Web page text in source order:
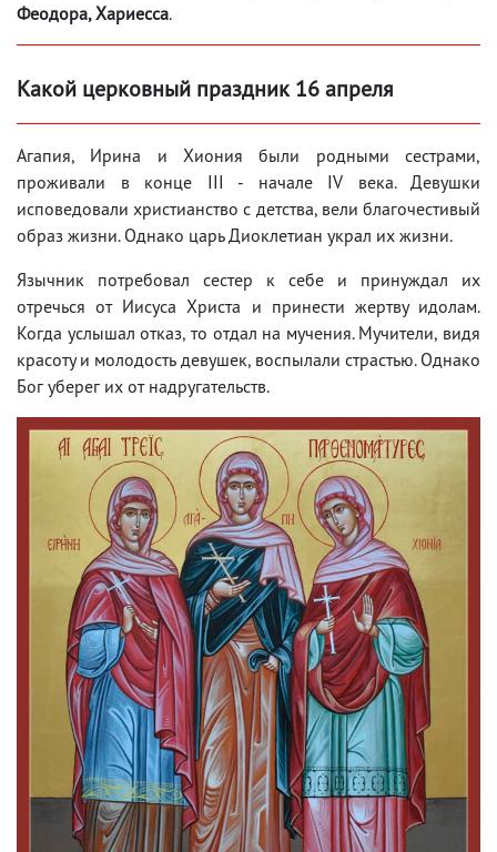
Феодора, Хариесса.
Какой церковный праздник 16 апреля
Агапия, Ирина и Хиония были родными сестрами,
проживали в конце III - начале IV века. Девушки
исповедовали христианство с детства, вели благочестивый
образ жизни. Однако царь Диоклетиан украл их жизни.
Язычник потребовал сестер к себе и принуждал их
отречься от Иисуса Христа и принести жертву идолам.
Когда услышал отказ, то отдал на мучения. Мучители, видя
красоту и молодость девушек, воспылали страстью. Однако
Бог уберег их от надругательств.